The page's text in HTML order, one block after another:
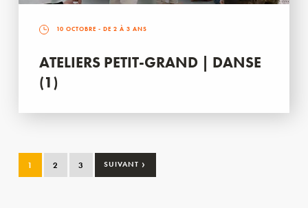
10 OCTOBRE - DE 2 À 3 ANS
ATELIERS PETIT-GRAND | DANSE
(1)
1 2 3 SUIVANT ›